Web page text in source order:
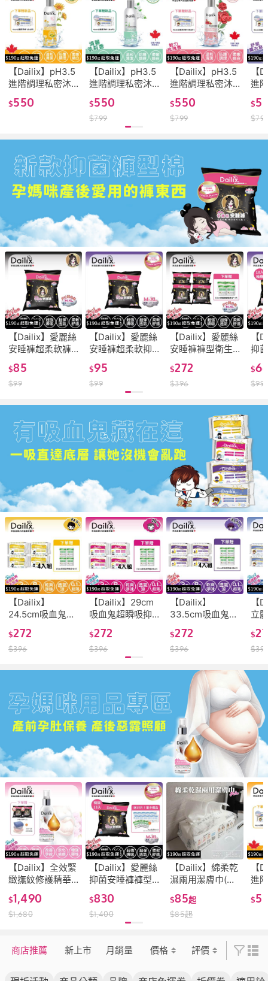
【Dailix】pH3.5
進階調理私密沐
浴露 明媚金盞花
(250ml 加拿大製
$550
【Dailix】pH3.5
進階調理私密沐
浴露 清馨茉莉
(250ml 加拿大製
造 生理期/產前產
後/日常使用)
$550
$799
【Dailix】pH3.5
進階調理私密沐
浴露 魅力玫瑰
(250ml 加拿大製
造 生理期/產前產
$550
$799
【
進
浴
造
$
$
【Dailix】愛麗絲
安睡褲超柔軟褲
型衛生棉(M-XL
適穿 2片裝/包 量
大女孩 孕媽咪待
$85
$99
【Dailix】愛麗絲
安睡褲超柔軟抑
菌褲型衛生棉(M-
XL適穿 2片裝/包
量大女孩 孕媽咪
待產包 好孕禮)
$95
$99
【Dailix】愛麗絲
安睡褲褲型衛生
棉 M-XL適穿 腰
圍80-115cm(2片
裝 x 4入組 夜晚
包)
$272
$396
【
抑
衛
腰
片
咪
$
$
【Dailix】
24.5cm吸血鬼超
瞬吸抑菌淨味乾
爽衛生棉(9片裝 x
4入組送隨身包)
$272
$396
【Dailix】29cm
吸血鬼超瞬吸抑
菌淨味乾爽衛生
棉(8片裝 x 4入組
送隨身包)
$272
$396
【Dailix】
33.5cm吸血鬼超
瞬吸抑菌淨味乾
爽衛生棉(7片裝 x
4入組送隨身包)
$272
$396
【
立
吸
衛
$
$
【Dailix】全效緊
緻撫紋修護精華
油／妊娠油
120ml 加拿大製
產前產後肚皮照
$1,490
$1,680
【Dailix】愛麗絲
抑菌安睡褲褲型
衛生棉 M-XL適穿
(2片裝 x 13入組
送15片)(mo特談
$830
$1,400
【Dailix】綿柔乾
濕兩用潔膚巾(洗
臉巾) 60抽 洗臉
卸妝/泥膜清潔/母
嬰適用
$85起
$85起
【
進
浴
$
商店推薦 新上市 月銷量 價格 評價